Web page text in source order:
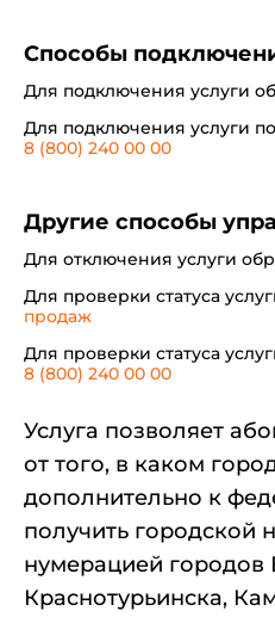
Способы
Для подключения услуги
Для подключения услуги
8 (800) 240 00 00
Другие способы
Для отключения услуги
Для проверки статуса
продаж
Для проверки статуса
8 (800) 240 00 00
Услуга позволяет
от того, в каком
дополнительно к
получить городской
нумерацией городов
Краснотурьинска,